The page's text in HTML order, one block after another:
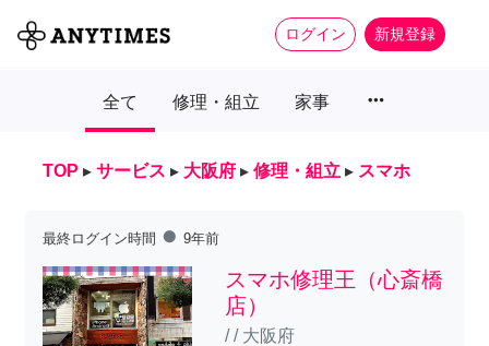
ログイン 新規登録
全て 修理・組立 家事 more_horiz
TOP ▸ サービス ▸ 大阪府 ▸ 修理・組立 ▸ スマホ
最終ログイン時間 fiber_manual_record 9年前
スマホ修理王（心斎橋
店）
// 大阪府